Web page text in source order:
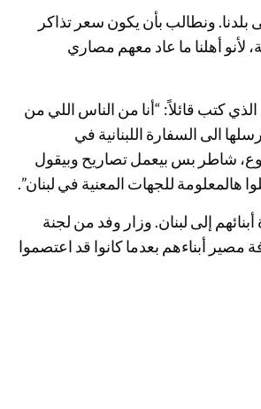
بلدنا. ونطالب بأن يكون سعر تذاكر
لأنو أهلنا ما عاد معهم مصاري
كتب قائلاً: “أنا من الناس اللي من
الى السفارة اللبنانية في
شاطر بس بيعمل تصاريح وبيقول
هالمعلومة للجهات المعنية في لبنان”.
إلى لبنان. وزار وفد من لجنة
لمعرفة مصير أبناءهم بعدما كانوا قد اعتصموا